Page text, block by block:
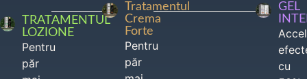
TRATAMENTUL
LOZIONE
Pentru
păr
Tratamentul
Crema
Forte
Pentru
păr
GEL
cu